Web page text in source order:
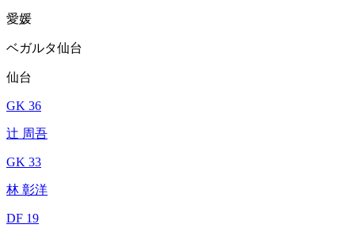
愛媛
ベガルタ仙台
仙台
GK 36
辻 周吾
GK 33
林 彰洋
DF 19